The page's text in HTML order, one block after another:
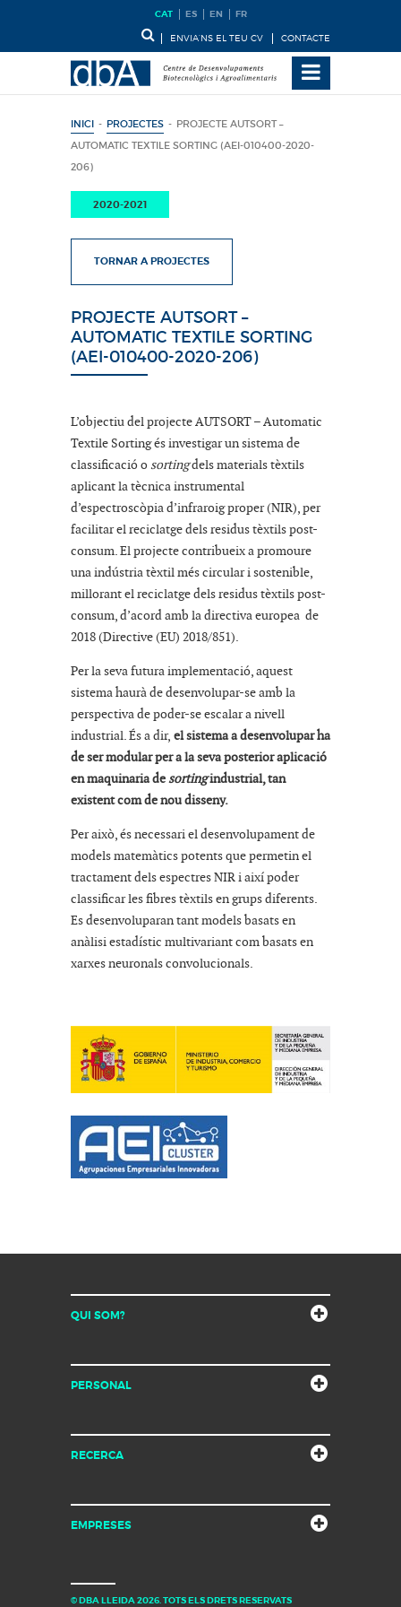
CAT ES EN FR
ENVIA’NS EL TEU CV CONTACTE
INICI - PROJECTES - PROJECTE AUTSORT –
AUTOMATIC TEXTILE SORTING (AEI-010400-2020-
206)
2020-2021
TORNAR A PROJECTES
PROJECTE AUTSORT –
AUTOMATIC TEXTILE SORTING
(AEI-010400-2020-206)
L’objectiu del projecte AUTSORT – Automatic
Textile Sorting és investigar un sistema de
classificació osortingdels materials tèxtils
aplicant la tècnica instrumental
d’espectroscòpia d’infraroig proper (NIR), per
facilitar el reciclatge dels residus tèxtils post-
consum. El projecte contribueix a promoure
una indústria tèxtil més circular i sostenible,
millorant el reciclatge dels residus tèxtils post-
consum, d’acord amb la directiva europea de
2018 (Directive (EU) 2018/851).
Per la seva futura implementació, aquest
sistema haurà de desenvolupar-se amb la
perspectiva de poder-se escalar a nivell
industrial. És a dir, el sistema a desenvolupar ha
de ser modular per a la seva posterior aplicació
en maquinaria desortingindustrial, tan
existent com de nou disseny.
Per això, és necessari el desenvolupament de
models matemàtics potents que permetin el
tractament dels espectres NIR i així poder
classificar les fibres tèxtils en grups diferents.
Es desenvoluparan tant models basats en
anàlisi estadístic multivariant com basats en
xarxes neuronals convolucionals.
QUI SOM?
PERSONAL
RECERCA
EMPRESES
© DBA LLEIDA 2026. TOTS ELS DRETS RESERVATS